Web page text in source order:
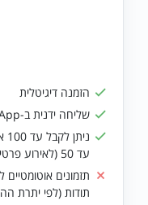
הזמנה דיגיטלית
שליחה ידנית ב-WhatsApp ללא הגבלה*
עד 50 (לאירוע פרטי אחר)
תזמונים
תודות (לפי יתרת